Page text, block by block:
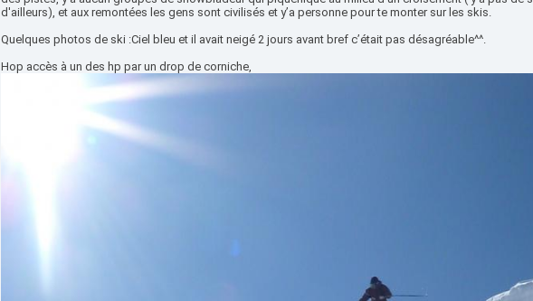
d'ailleurs), et aux remontées les gens sont civilisés et y’a personne pour te monter sur les skis.
Quelques photos de ski :Ciel bleu et il avait neigé 2 jours avant bref c’était pas désagréable^^.
Hop accès à un des hp par un drop de corniche,